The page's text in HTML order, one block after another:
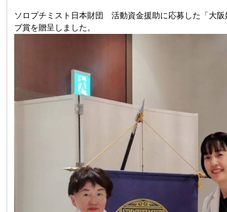
ソロプチミスト日本財団 活動資金援助に応募した「大
ブ賞を贈呈しました。